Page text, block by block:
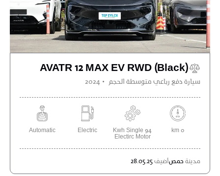
AVATR 12 MAX EV RWD (Black)
سيارة دفع رباعي متوسطة الحجم 2024
0 km
94 Kwh Single
Electirc Motor
Electric
Automatic
مدينة حمصأضيف 28.05.25